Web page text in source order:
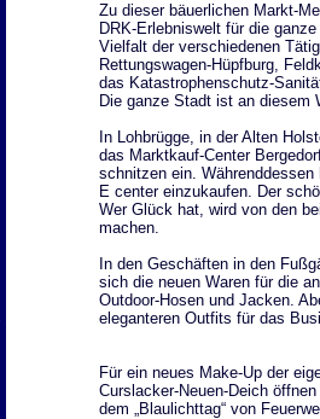
Zu dieser bäuerlichen Markt-
DRK-Erlebniswelt für die
Vielfalt der verschiedenen
Rettungswagen-Hüpfburg,
das Katastrophenschutz-
Die ganze Stadt ist an diesem
In Lohbrügge, in der Alten
das Marktkauf-Center
schnitzen ein.
E center einzukaufen. Der
Wer Glück hat, wird von den
machen.
In den Geschäften in den
sich die neuen Waren für die
Outdoor-Hosen und Jacken.
eleganteren Outfits für das
Für ein neues Make-Up der
Curslacker-Neuen-Deich
dem „Blaulichttag“ von